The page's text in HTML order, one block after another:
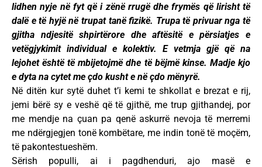
lidhen nyje në fyt që i zënë rrugë dhe frymës që lirisht të
dalë e të hyjë në trupat tanë fizikë. Trupa të privuar nga të
gjitha ndjesitë shpirtërore dhe aftësitë e përsiatjes e
vetëgjykimit individual e kolektiv. E vetmja gjë që na
lejohet është të mbijetojmë dhe të bëjmë kinse. Madje kjo
e dyta na cytet me çdo kusht e në çdo mënyrë.
Në ditën kur sytë duhet t’i kemi te shkollat e brezat e rij,
jemi bërë sy e veshë që të gjithë, me trup gjithandej, por
me mendje na çuan pa qenë askurrë nevoja të merremi
me ndërgjegjen tonë kombëtare, me indin tonë të moçëm,
të pakontestueshëm.
Sërish populli, ai i pagdhenduri, ajo masë e